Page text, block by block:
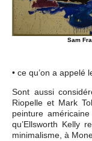
Sam
• ce qu’on a appelé
Sont aussi
Riopelle et Mark
peinture
qu’Ellsworth Kelly
minimalisme, à